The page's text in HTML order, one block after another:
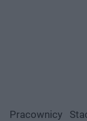
Pracownicy